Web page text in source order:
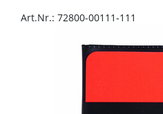
Art.Nr.: 72800-00111-111